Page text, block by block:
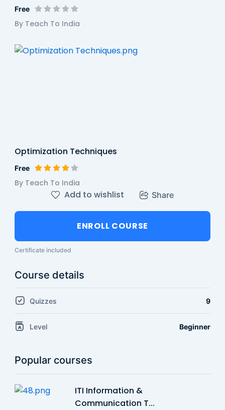
Free
By Teach To India
Optimization Techniques
Free
By Teach To India
Add to wishlist Share
ENROLL COURSE
Certificate included
Course details
Quizzes 9
Level Beginner
Popular courses
ITI Information &
Communication T...